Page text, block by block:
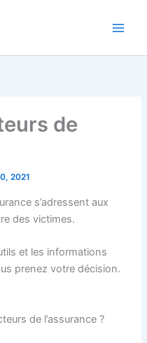
de
2021
s’adressent aux
des victimes.
et les informations
prenez votre décision.
de l’assurance ?